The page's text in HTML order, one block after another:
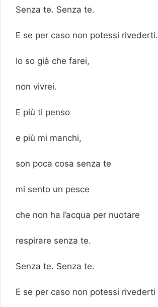
Senza te. Senza te.
E se per caso non potessi rivederti.
Io so già che farei,
non vivrei.
E più ti penso
e più mi manchi,
son poca cosa senza te
mi sento un pesce
che non ha l’acqua per nuotare
respirare senza te.
Senza te. Senza te.
E se per caso non potessi rivederti